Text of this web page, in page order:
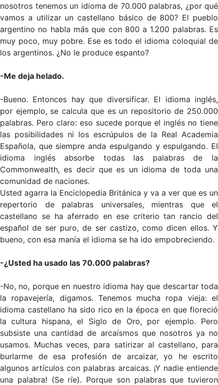
nosotros tenemos un idioma de 70.000 palabras, ¿por qué
vamos a utilizar un castellano básico de 800? El pueblo
argentino no habla más que con 800 a 1.200 palabras. Es
muy poco, muy pobre. Ese es todo el idioma coloquial de
los argentinos. ¿No le produce espanto?
-Me deja helado.
-Bueno. Entonces hay que diversificar. El idioma inglés,
por ejemplo, se calcula que es un repositorio de 250.000
palabras. Pero claro: eso sucede porque el inglés no tiene
las posibilidades ni los escrúpulos de la Real Academia
Española, que siempre anda espulgando y espulgando. El
idioma inglés absorbe todas las palabras de la
Commonwealth, es decir que es un idioma de toda una
comunidad de naciones.
Usted agarra la Enciclopedia Británica y va a ver que es un
repertorio de palabras universales, mientras que el
castellano se ha aferrado en ese criterio tan rancio del
español de ser puro, de ser castizo, como dicen ellos. Y
bueno, con esa manía el idioma se ha ido empobreciendo.
-¿Usted ha usado las 70.000 palabras?
-No, no, porque en nuestro idioma hay que descartar toda
la ropavejería, digamos. Tenemos mucha ropa vieja: el
idioma castellano ha sido rico en la época en que floreció
la cultura hispana, el Siglo de Oro, por ejemplo. Pero
subsiste una cantidad de arcaísmos que nosotros ya no
usamos. Muchas veces, para satirizar al castellano, para
burlarme de esa profesión de arcaizar, yo he escrito
algunos artículos con palabras arcaicas. ¡Y nadie entiende
una palabra! (Se ríe). Porque son palabras que tuvieron